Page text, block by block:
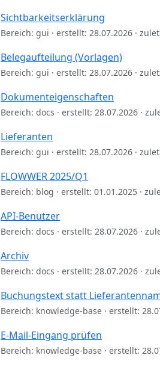
Sichtbarkeitserklärung
Bereich: gui · erstellt: 28.07.2026 ·
Belegaufteilung (Vorlagen)
Bereich: gui · erstellt: 28.07.2026 ·
Dokumenteigenschaften
Bereich: docs · erstellt: 28.07.2026 ·
Lieferanten
Bereich: gui · erstellt: 28.07.2026 ·
FLOWWER 2025/Q1
Bereich: blog · erstellt: 01.01.2025 ·
API-Benutzer
Bereich: docs · erstellt: 28.07.2026 ·
Archiv
Bereich: docs · erstellt: 28.07.2026 ·
Buchungstext statt
Bereich: knowledge-base · erstellt:
E-Mail-Eingang prüfen
Bereich: knowledge-base · erstellt: